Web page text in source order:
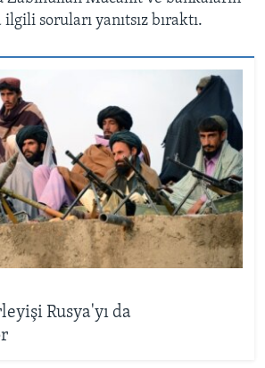
soruları yanıtsız bıraktı.
Rusya'yı da